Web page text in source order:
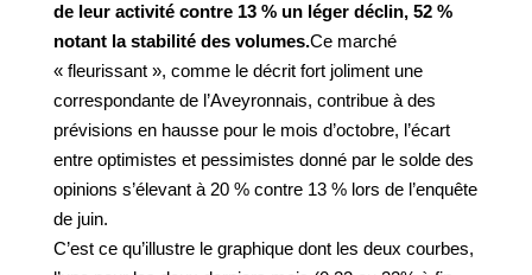
de leur activité contre 13 % un léger déclin, 52 %
notant la stabilité des volumes.Ce marché
« fleurissant », comme le décrit fort joliment une
correspondante de l’Aveyronnais, contribue à des
prévisions en hausse pour le mois d’octobre, l’écart
entre optimistes et pessimistes donné par le solde des
opinions s’élevant à 20 % contre 13 % lors de l’enquête
de juin.
C’est ce qu’illustre le graphique dont les deux courbes,